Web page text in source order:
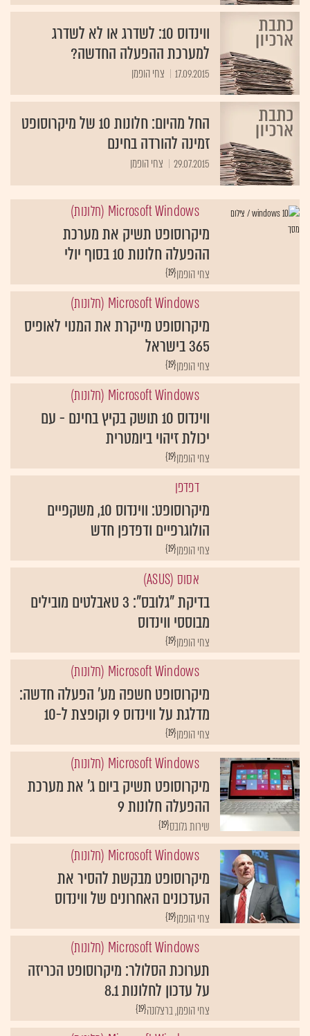
ווינדוס 10: לשדרג או לא לשדרג
למערכת ההפעלה החדשה?
17.09.2015 צחי הופמן
החל מהיום: חלונות 10 של מיקרוסופט
זמינה להורדה בחינם
29.07.2015 צחי הופמן
Microsoft Windows (חלונות)
מיקרוסופט תשיק את מערכת
ההפעלה חלונות 10 בסוף יולי
{19}צחי הופמן
Microsoft Windows (חלונות)
מיקרוסופט מייקרת את המנוי לאופיס
365 בישראל
{19}צחי הופמן
Microsoft Windows (חלונות)
ווינדוס 10 תושק בקיץ בחינם - עם
יכולת זיהוי ביומטרית
{19}צחי הופמן
דפדפן
מיקרוסופט: ווינדוס 10, משקפיים
הולוגרפיים ודפדפן חדש
{19}צחי הופמן
אסוס (ASUS)
בדיקת "גלובס": 3 טאבלטים מובילים
מבוססי ווינדוס
{19}צחי הופמן
Microsoft Windows (חלונות)
מיקרוסופט חשפה מע' הפעלה חדשה:
מדלגת על ווינדוס 9 וקופצת ל-10
{19}צחי הופמן
Microsoft Windows (חלונות)
מיקרוסופט תשיק ביום ג' את מערכת
ההפעלה חלונות 9
{19}שירות גלובס
Microsoft Windows (חלונות)
מיקרוסופט מבקשת להסיר את
העדכונים האחרונים של ווינדוס
{19}צחי הופמן
Microsoft Windows (חלונות)
תערוכת הסלולר: מיקרוסופט הכריזה
על עדכון לחלונות 8.1
{19}צחי הופמן, ברצלונה